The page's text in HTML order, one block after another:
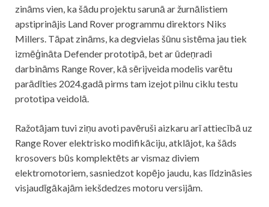
zināms vien, ka šādu projektu sarunā ar žurnālistiem
apstiprinājis Land Rover programmu direktors Niks
Millers. Tāpat zināms, ka degvielas šūnu sistēma jau tiek
izmēģināta Defender prototipā, bet ar ūdeņradi
darbināms Range Rover, kā sērijveida modelis varētu
parādīties 2024.gadā pirms tam izejot pilnu ciklu testu
prototipa veidolā.
Ražotājam tuvi ziņu avoti pavēruši aizkaru arī attiecībā uz
Range Rover elektrisko modifikāciju, atklājot, ka šāds
krosovers būs komplektēts ar vismaz diviem
elektromotoriem, sasniedzot kopējo jaudu, kas līdzināsies
visjaudīgākajām iekšdedzes motoru versijām.